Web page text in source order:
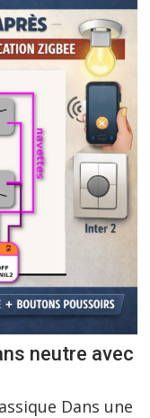
neutre avec
Dans une